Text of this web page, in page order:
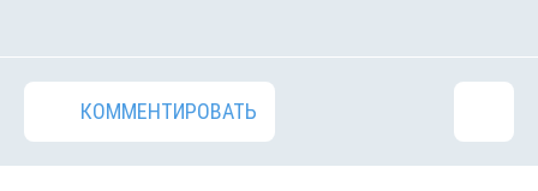
КОММЕНТИРОВАТЬ